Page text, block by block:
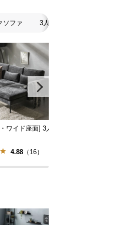
ソファ 3人掛けソファ
プ リクライニング
ソファベッド リクライニング 天然木フレ
ワイド座面] 3人掛けカウチソファ ブラ
4.88 （16）